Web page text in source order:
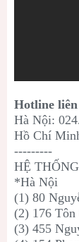
Hotline
Hà Nội:
Hồ Chí
---------
HỆ
*Hà Nội
(1) 80
(2) 176
(3) 455